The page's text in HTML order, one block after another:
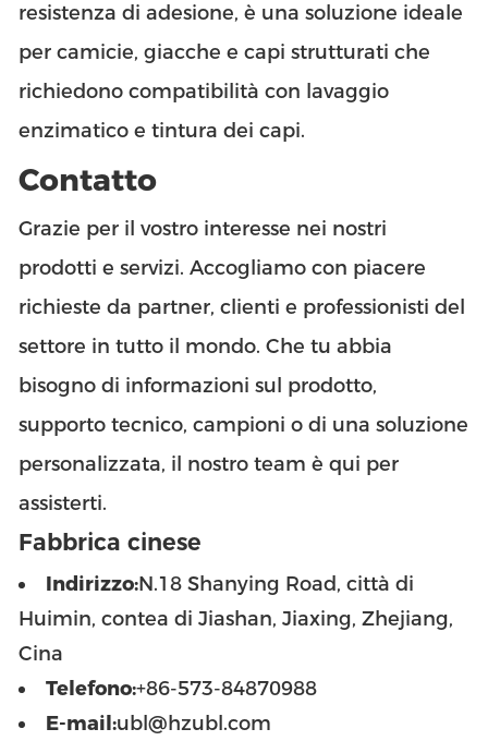
resistenza di adesione, è una soluzione ideale
per camicie, giacche e capi strutturati che
richiedono compatibilità con lavaggio
enzimatico e tintura dei capi.
Contatto
Grazie per il vostro interesse nei nostri
prodotti e servizi. Accogliamo con piacere
richieste da partner, clienti e professionisti del
settore in tutto il mondo. Che tu abbia
bisogno di informazioni sul prodotto,
supporto tecnico, campioni o di una soluzione
personalizzata, il nostro team è qui per
assisterti.
Fabbrica cinese
Indirizzo:N.18 Shanying Road, città di
Huimin, contea di Jiashan, Jiaxing, Zhejiang,
Cina
Telefono:+86-573-84870988
E-mail:ubl@hzubl.com